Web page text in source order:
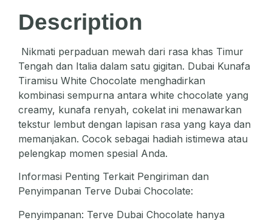
Description
Nikmati perpaduan mewah dari rasa khas Timur
Tengah dan Italia dalam satu gigitan. Dubai Kunafa
Tiramisu White Chocolate menghadirkan
kombinasi sempurna antara white chocolate yang
creamy, kunafa renyah, cokelat ini menawarkan
tekstur lembut dengan lapisan rasa yang kaya dan
memanjakan. Cocok sebagai hadiah istimewa atau
pelengkap momen spesial Anda.
Informasi Penting Terkait Pengiriman dan
Penyimpanan Terve Dubai Chocolate:
Penyimpanan: Terve Dubai Chocolate hanya